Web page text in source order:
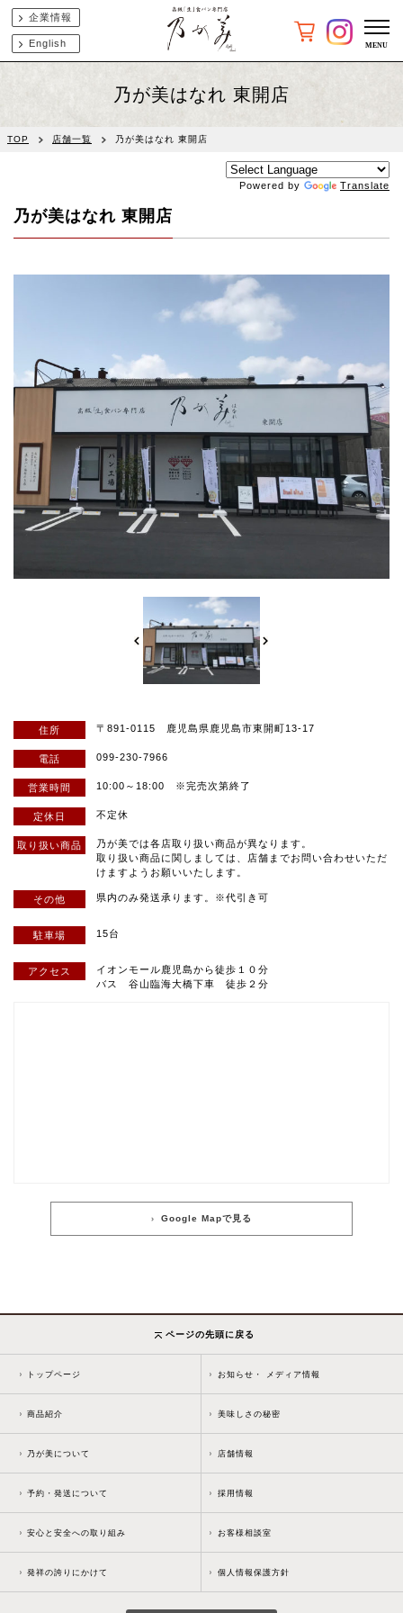
企業情報
English
乃が美はなれ 東開店
TOP 店舗一覧 乃が美はなれ 東開店
Powered by Translate
乃が美はなれ 東開店
住所 〒891-0115 鹿児島県⿅児島市東開町13-17
電話 099-230-7966
営業時間 10:00～18:00 ※完売次第終了
定休日 不定休
取り扱い商品
乃が美では各店取り扱い商品が異なります。
取り扱い商品に関しましては、店舗までお問い合わせいただ
けますようお願いいたします。
その他 県内のみ発送承ります。※代引き可
駐車場 15台
アクセス
イオンモール⿅児島から徒歩１０分
バス ⾕⼭臨海⼤橋下⾞ 徒歩２分
Google Mapで見る
ページの先頭に戻る
トップページ お知らせ・ メディア情報
商品紹介 美味しさの秘密
乃が美について 店舗情報
予約・発送について 採用情報
安心と安全への取り組み お客様相談室
発祥の誇りにかけて 個人情報保護方針